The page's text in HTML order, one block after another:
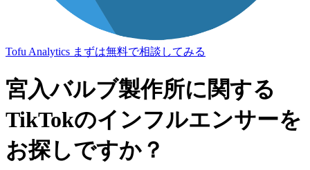
Tofu Analytics まずは無料で相談してみる
宮入バルブ製作所に関する
TikTokのインフルエンサーを
お探しですか？